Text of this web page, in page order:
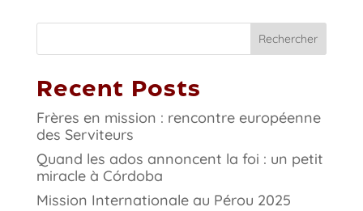
Rechercher
Recent Posts
Frères en mission : rencontre européenne
des Serviteurs
Quand les ados annoncent la foi : un petit
miracle à Córdoba
Mission Internationale au Pérou 2025